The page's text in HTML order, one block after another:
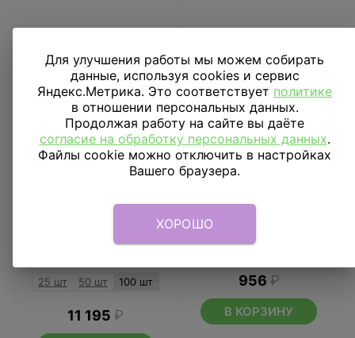
Облако Дасти 100 шт
25 шт 50 шт 100 шт
11 195 ₽
Шар фигура Вертолет
синий
956 ₽
В КОРЗИНУ
Для улучшения работы мы можем собирать
данные, используя cookies и сервис
Яндекс.Метрика. Это соответствует политике
в отношении персональных данных.
Продолжая работу на сайте вы даёте
согласие на обработку персональных данных.
Файлы cookie можно отключить в настройках
Вашего браузера.
ХОРОШО